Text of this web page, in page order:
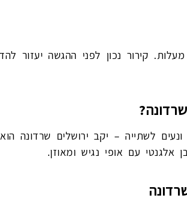
מומלץ להגיש את היין קר, בטמפרטורה של כ־8–10 מעלות. קירור
לשתייה – יקב ירושלים שרדונה
אלגנטי עם אופי נגיש ומאוזן.